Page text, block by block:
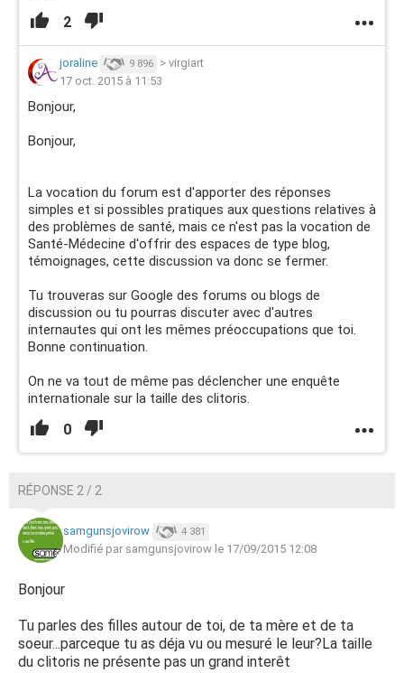
2
joraline 9 896 > virgiart
17 oct. 2015 à 11:53
Bonjour,
Bonjour,
La vocation du forum est d'apporter des réponses
simples et si possibles pratiques aux questions relatives à
des problèmes de santé, mais ce n'est pas la vocation de
Santé-Médecine d'offrir des espaces de type blog,
témoignages, cette discussion va donc se fermer.
Tu trouveras sur Google des forums ou blogs de
discussion ou tu pourras discuter avec d'autres
internautes qui ont les mêmes préoccupations que toi.
Bonne continuation.
On ne va tout de même pas déclencher une enquête
internationale sur la taille des clitoris.
0
RÉPONSE 2 / 2
samgunsjovirow 4 381
Modifié par samgunsjovirow le 17/09/2015 12:08
Bonjour
Tu parles des filles autour de toi, de ta mère et de ta
soeur...parceque tu as déja vu ou mesuré le leur?La taille
du clitoris ne présente pas un grand interêt